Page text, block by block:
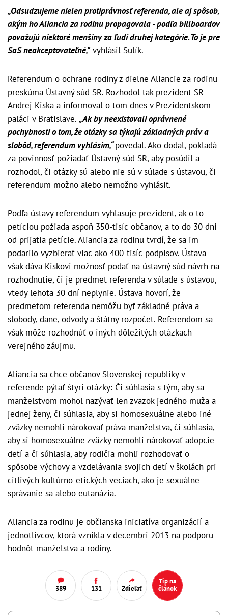
„Odsudzujeme nielen protiprávnosť referenda, ale aj spôsob,
akým ho Aliancia za rodinu propagovala - podľa billboardov
považujú niektoré menšiny za ľudí druhej kategórie. To je pre
SaS neakceptovateľné," vyhlásil Sulík.
Referendum o ochrane rodiny z dielne Aliancie za rodinu
preskúma Ústavný súd SR. Rozhodol tak prezident SR
Andrej Kiska a informoval o tom dnes v Prezidentskom
paláci v Bratislave. „Ak by neexistovali oprávnené
pochybnosti o tom, že otázky sa týkajú základných práv a
slobôd, referendum vyhlásim,“povedal. Ako dodal, pokladá
za povinnosť požiadať Ústavný súd SR, aby posúdil a
rozhodol, či otázky sú alebo nie sú v súlade s ústavou, či
referendum možno alebo nemožno vyhlásiť.
Podľa ústavy referendum vyhlasuje prezident, ak o to
petíciou požiada aspoň 350-tisíc občanov, a to do 30 dní
od prijatia petície. Aliancia za rodinu tvrdí, že sa im
podarilo vyzbierať viac ako 400-tisíc podpisov. Ústava
však dáva Kiskovi možnosť podať na ústavný súd návrh na
rozhodnutie, či je predmet referenda v súlade s ústavou,
vtedy lehota 30 dní neplynie. Ústava hovorí, že
predmetom referenda nemôžu byť základné práva a
slobody, dane, odvody a štátny rozpočet. Referendom sa
však môže rozhodnúť o iných dôležitých otázkach
verejného záujmu.
Aliancia sa chce občanov Slovenskej republiky v
referende pýtať štyri otázky: Či súhlasia s tým, aby sa
manželstvom mohol nazývať len zväzok jedného muža a
jednej ženy, či súhlasia, aby si homosexuálne alebo iné
zväzky nemohli nárokovať práva manželstva, či súhlasia,
aby si homosexuálne zväzky nemohli nárokovať adopcie
detí a či súhlasia, aby rodičia mohli rozhodovať o
spôsobe výchovy a vzdelávania svojich detí v školách pri
citlivých kultúrno-etických veciach, ako je sexuálne
správanie sa alebo eutanázia.
Aliancia za rodinu je občianska iniciatíva organizácií a
jednotlivcov, ktorá vznikla v decembri 2013 na podporu
hodnôt manželstva a rodiny.
389 131 Zdieľať
Tip na
článok